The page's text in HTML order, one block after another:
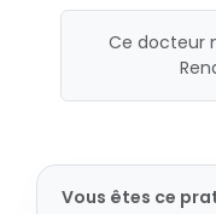
Ce docteur
Vous êtes ce